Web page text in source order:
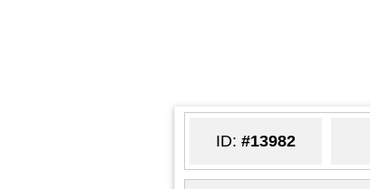
ID: #13982